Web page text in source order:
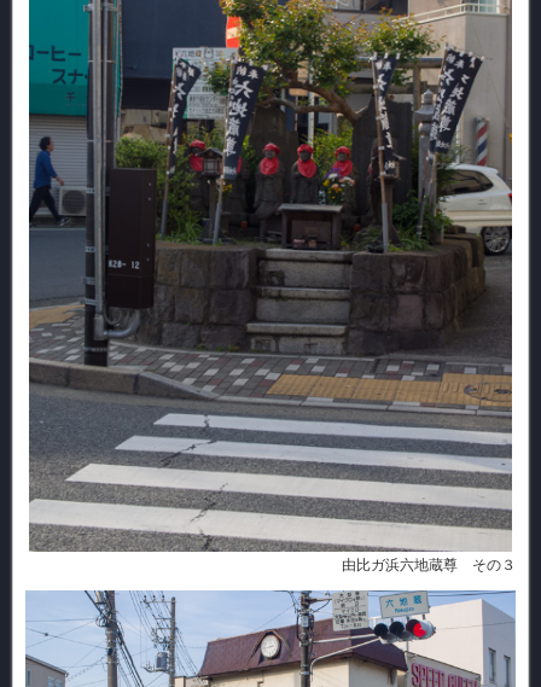
由比ガ浜六地蔵尊 その３